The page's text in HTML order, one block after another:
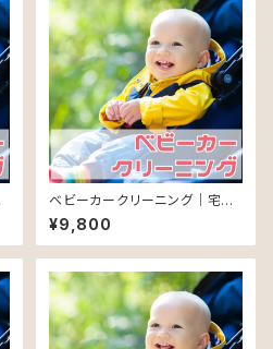
ベビーカークリーニング｜宅配
（東北～関東）
¥9,800